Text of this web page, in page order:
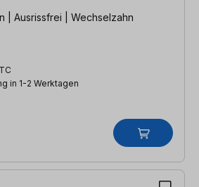
| Ausrissfrei | Wechselzahn
in 1-2 Werktagen